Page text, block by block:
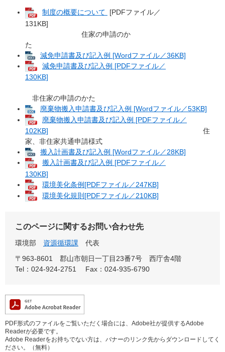
制度の概要について
[PDFファイル／
131KB]
住家の申請のか
た
減免申請書及び記入例 [Wordファイル／36KB]
減免申請書及び記入例 [PDFファイル／
130KB]
非住家の申請のかた
廃棄物搬入申請書及び記入例 [Wordファイル／53KB]
廃棄物搬入申請書及び記入例 [PDFファイル／
102KB] 住
家、非住家共通申請様式
搬入計画書及び記入例 [Wordファイル／28KB]
搬入計画書及び記入例 [PDFファイル／
130KB]
環境美化条例[PDFファイル／247KB]
環境美化規則[PDFファイル／210KB]
このページに関するお問い合わせ先
環境部 資源循環課
代表
〒963-8601
郡山市朝日一丁目23番7号 西庁舎4階
Tel：024-924-2751
Fax：024-935-6790
PDF形式のファイルをご覧いただく場合には、Adobe社が提供するAdobe
Readerが必要です。
Adobe Readerをお持ちでない方は、バナーのリンク先からダウンロードしてく
ださい。（無料）